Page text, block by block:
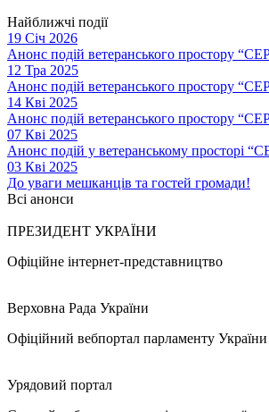
Найближчі події
19 Січ 2026
Анонс подій ветеранського простору
12 Тра 2025
Анонс подій ветеранського простору
14 Кві 2025
Анонс подій ветеранського простору
07 Кві 2025
Анонс подій у ветеранському просторі
03 Кві 2025
До уваги мешканців та гостей громади!
Всі анонси
ПРЕЗИДЕНТ УКРАЇНИ
Офіційне інтернет-представництво
Верховна Рада України
Офіційний вебпортал парламенту України
Урядовий портал